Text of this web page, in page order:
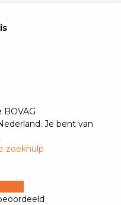
BOVAG
Je bent van
zoekhulp